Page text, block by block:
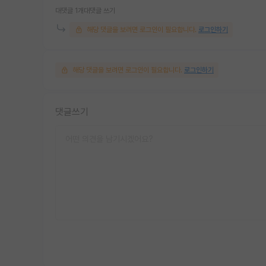
대댓글 1개 대댓글 쓰기
해당 댓글을 보려면 로그인이 필요합니다. 로그인하기
해당 댓글을 보려면 로그인이 필요합니다. 로그인하기
댓글쓰기